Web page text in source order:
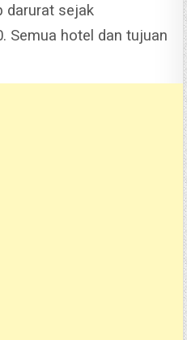
darurat sejak
Semua hotel dan tujuan